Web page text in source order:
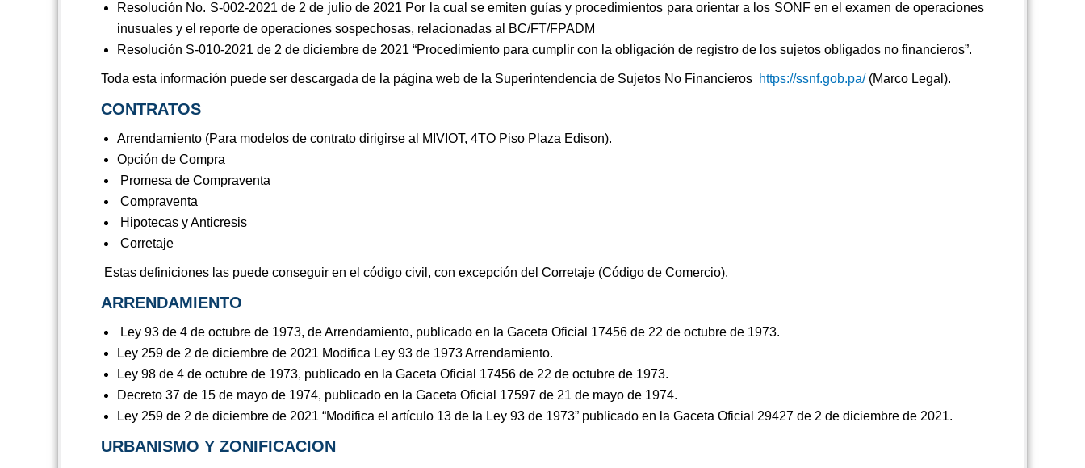
Resolución No. S-002-2021 de 2 de julio de 2021 Por la cual se emiten guías y procedimientos para orientar a los SONF en el examen de operaciones
inusuales y el reporte de operaciones sospechosas, relacionadas al BC/FT/FPADM
Resolución S-010-2021 de 2 de diciembre de 2021 “Procedimiento para cumplir con la obligación de registro de los sujetos obligados no financieros”.
Toda esta información puede ser descargada de la página web de la Superintendencia de Sujetos No Financieros https://ssnf.gob.pa/(Marco Legal).
CONTRATOS
Arrendamiento (Para modelos de contrato dirigirse al MIVIOT, 4TO Piso Plaza Edison).
Opción de Compra
Promesa de Compraventa
Compraventa
Hipotecas y Anticresis
Corretaje
Estas definiciones las puede conseguir en el código civil, con excepción del Corretaje (Código de Comercio).
ARRENDAMIENTO
Ley 93 de 4 de octubre de 1973, de Arrendamiento, publicado en la Gaceta Oficial 17456 de 22 de octubre de 1973.
Ley 259 de 2 de diciembre de 2021 Modifica Ley 93 de 1973 Arrendamiento.
Ley 98 de 4 de octubre de 1973, publicado en la Gaceta Oficial 17456 de 22 de octubre de 1973.
Decreto 37 de 15 de mayo de 1974, publicado en la Gaceta Oficial 17597 de 21 de mayo de 1974.
Ley 259 de 2 de diciembre de 2021 “Modifica el artículo 13 de la Ley 93 de 1973” publicado en la Gaceta Oficial 29427 de 2 de diciembre de 2021.
URBANISMO Y ZONIFICACION